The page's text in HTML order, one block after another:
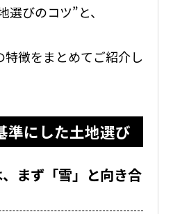
選びのコツ”と、
徴をまとめてご紹介し
準にした土地選び
まず「雪」と向き合